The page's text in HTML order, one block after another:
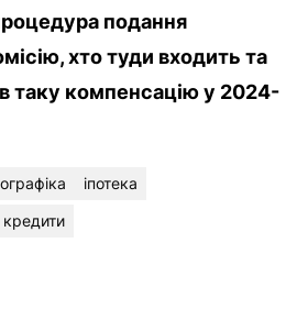
подання
хто туди входить та
таку компенсацію у 2024-
іпотека
кредити